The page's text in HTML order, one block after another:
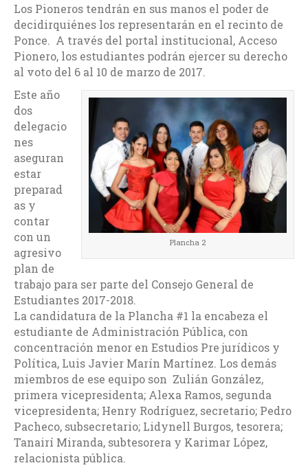
Los Pioneros tendrán en sus manos el poder de
decidirquiénes los representarán en el recinto de
Ponce. A través del portal institucional, Acceso
Pionero, los estudiantes podrán ejercer su derecho
al voto del 6 al 10 de marzo de 2017.
Plancha 2
Este año
dos
delegacio
nes
aseguran
estar
preparad
as y
contar
con un
agresivo
plan de
trabajo para ser parte del Consejo General de
Estudiantes 2017-2018.
La candidatura de la Plancha #1 la encabeza el
estudiante de Administración Pública, con
concentración menor en Estudios Pre jurídicos y
Política, Luis Javier Marín Martínez. Los demás
miembros de ese equipo son Zulián González,
primera vicepresidenta; Alexa Ramos, segunda
vicepresidenta; Henry Rodríguez, secretario; Pedro
Pacheco, subsecretario; Lidynell Burgos, tesorera;
Tanairí Miranda, subtesorera y Karimar López,
relacionista pública.